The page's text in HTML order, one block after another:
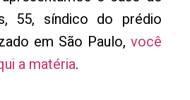
55, síndico do prédio
em São Paulo, você
a matéria.